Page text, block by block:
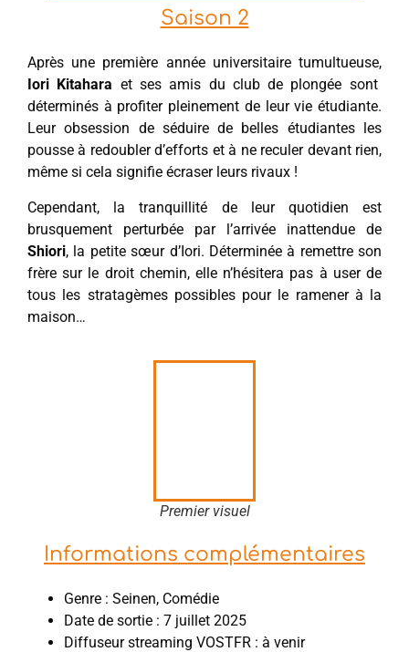
Saison 2
Après une première année universitaire tumultueuse,
Iori Kitahara et ses amis du club de plongée sont
déterminés à profiter pleinement de leur vie étudiante.
Leur obsession de séduire de belles étudiantes les
pousse à redoubler d’efforts et à ne reculer devant rien,
même si cela signifie écraser leurs rivaux !
Cependant, la tranquillité de leur quotidien est
brusquement perturbée par l’arrivée inattendue de
Shiori, la petite sœur d’Iori. Déterminée à remettre son
frère sur le droit chemin, elle n’hésitera pas à user de
tous les stratagèmes possibles pour le ramener à la
maison…
Premier visuel
Informations complémentaires
Genre : Seinen, Comédie
Date de sortie : 7 juillet 2025
Diffuseur streaming VOSTFR : à venir